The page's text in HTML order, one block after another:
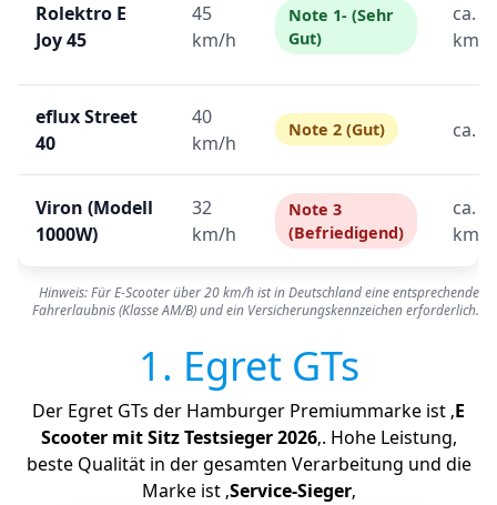
Rolektro E
Joy 45
45
km/h
Note 1- (Sehr
Gut)
ca.
km
eflux Street
40
40
km/h
Note 2 (Gut) ca.
Viron (Modell
1000W)
32
km/h
Note 3
(Befriedigend)
ca.
km
Hinweis: Für E-Scooter über 20 km/h ist in Deutschland eine entsprechende
Fahrerlaubnis (Klasse AM/B) und ein Versicherungskennzeichen erforderlich.
1. Egret GTs
Der Egret GTs der Hamburger Premiummarke ist ‚E
Scooter mit Sitz Testsieger 2026‚. Hohe Leistung,
beste Qualität in der gesamten Verarbeitung und die
Marke ist ‚Service-Sieger‚